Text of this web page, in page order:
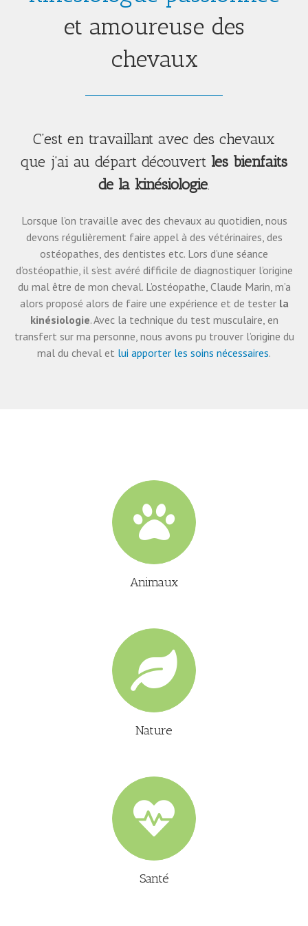
et amoureuse des
chevaux
C’est en travaillant avec des chevaux
que j’ai au départ découvert les bienfaits
de la kinésiologie.
Lorsque l’on travaille avec des chevaux au quotidien, nous
devons régulièrement faire appel à des vétérinaires, des
ostéopathes, des dentistes etc. Lors d’une séance
d’ostéopathie, il s’est avéré difficile de diagnostiquer l’origine
du mal être de mon cheval. L’ostéopathe, Claude Marin, m’a
alors proposé alors de faire une expérience et de tester la
kinésiologie. Avec la technique du test musculaire, en
transfert sur ma personne, nous avons pu trouver l’origine du
mal du cheval et lui apporter les soins nécessaires.
Animaux
Nature
Santé